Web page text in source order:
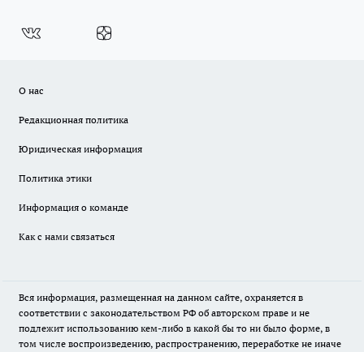
О нас
Редакционная политика
Юридическая информация
Политика этики
Информация о команде
Как с нами связаться
Вся информация, размещенная на данном сайте, охраняется в
соответствии с законодательством РФ об авторском праве и не
подлежит использованию кем-либо в какой бы то ни было форме, в
том числе воспроизведению, распространению, переработке не иначе